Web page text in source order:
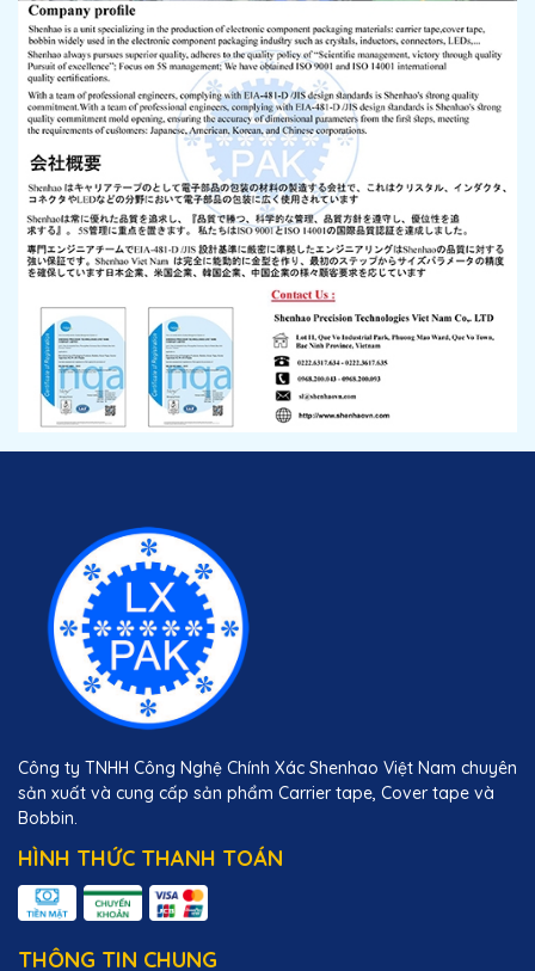
Công ty TNHH Công Nghệ Chính Xác Shenhao Việt Nam chuyên
sản xuất và cung cấp sản phẩm Carrier tape, Cover tape và
Bobbin.
HÌNH THỨC THANH TOÁN
THÔNG TIN CHUNG